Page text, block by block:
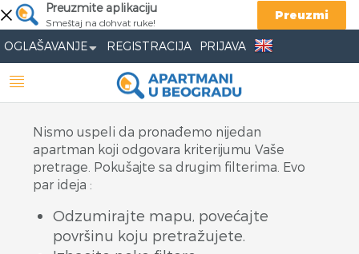
Preuzmite aplikaciju
Smeštaj na dohvat ruke!
Preuzmi
OGLAŠAVANJE REGISTRACIJA PRIJAVA
Nismo uspeli da pronađemo nijedan
apartman koji odgovara kriterijumu Vaše
pretrage. Pokušajte sa drugim filterima. Evo
par ideja :
Odzumirajte mapu, povećajte
površinu koju pretražujete.